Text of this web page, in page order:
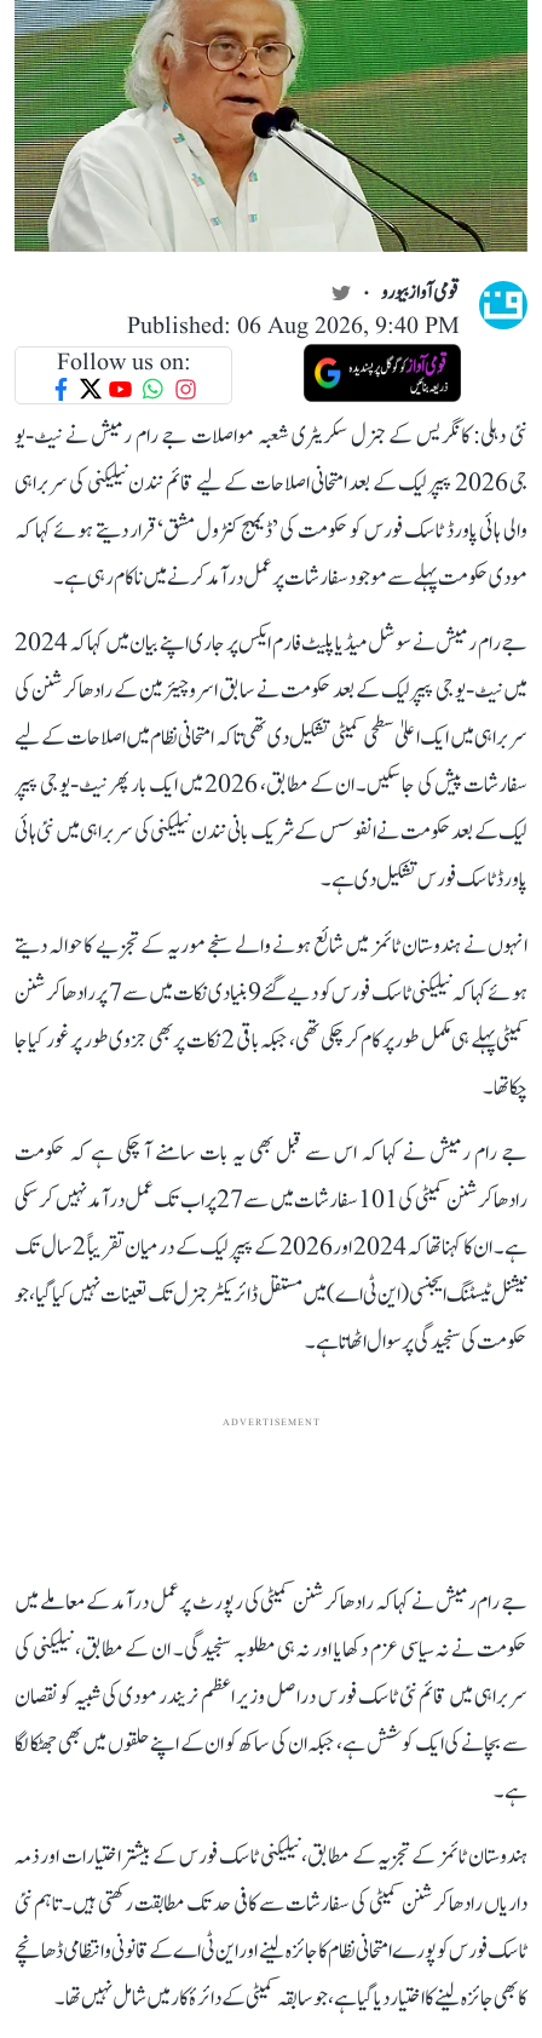
قومی آواز بیورو
Published: 06 Aug 2026, 9:40 PM
Follow us on:
نئی دہلی: کانگریس کے جنرل سکریٹری شعبہ مواصلات جے رام رمیش نے نیٹ-یو
جی 2026 پیپر لیک کے بعد امتحانی اصلاحات کے لیے قائم نندن نیلیکنی کی سربراہی
والی ہائی پاورڈ ٹاسک فورس کو حکومت کی ’ڈیمیج کنٹرول مشق‘ قرار دیتے ہوئے کہا کہ
مودی حکومت پہلے سے موجود سفارشات پر عمل درآمد کرنے میں ناکام رہی ہے۔
جے رام رمیش نے سوشل میڈیا پلیٹ فارم ایکس پر جاری اپنے بیان میں کہا کہ 2024
میں نیٹ-یو جی پیپر لیک کے بعد حکومت نے سابق اسرو چیئرمین کے رادھاکرشنن کی
سربراہی میں ایک اعلیٰ سطحی کمیٹی تشکیل دی تھی تاکہ امتحانی نظام میں اصلاحات کے لیے
سفارشات پیش کی جا سکیں۔ ان کے مطابق، 2026 میں ایک بار پھر نیٹ-یو جی پیپر
لیک کے بعد حکومت نے انفوسس کے شریک بانی نندن نیلیکنی کی سربراہی میں نئی ہائی
پاورڈ ٹاسک فورس تشکیل دی ہے۔
انہوں نے ہندوستان ٹائمز میں شائع ہونے والے سنجے موریہ کے تجزیے کا حوالہ دیتے
ہوئے کہا کہ نیلیکنی ٹاسک فورس کو دیے گئے 9 بنیادی نکات میں سے 7 پر رادھاکرشنن
کمیٹی پہلے ہی مکمل طور پر کام کر چکی تھی، جبکہ باقی 2 نکات پر بھی جزوی طور پر غور کیا جا
چکا تھا۔
جے رام رمیش نے کہا کہ اس سے قبل بھی یہ بات سامنے آ چکی ہے کہ حکومت
رادھاکرشنن کمیٹی کی 101 سفارشات میں سے 27 پر اب تک عمل درآمد نہیں کر سکی
ہے۔ ان کا کہنا تھا کہ 2024 اور 2026 کے پیپر لیک کے درمیان تقریباً 2 سال تک
نیشنل ٹیسٹنگ ایجنسی (این ٹی اے) میں مستقل ڈائریکٹر جنرل تک تعینات نہیں کیا گیا، جو
حکومت کی سنجیدگی پر سوال اٹھاتا ہے۔
ADVERTISEMENT
جے رام رمیش نے کہا کہ رادھاکرشنن کمیٹی کی رپورٹ پر عمل درآمد کے معاملے میں
حکومت نے نہ سیاسی عزم دکھایا اور نہ ہی مطلوبہ سنجیدگی۔ ان کے مطابق، نیلیکنی کی
سربراہی میں قائم نئی ٹاسک فورس دراصل وزیر اعظم نریندر مودی کی شبیہ کو نقصان
سے بچانے کی ایک کوشش ہے، جبکہ ان کی ساکھ کو ان کے اپنے حلقوں میں بھی جھٹکا لگا
ہے۔
ہندوستان ٹائمز کے تجزیہ کے مطابق، نیلیکنی ٹاسک فورس کے بیشتر اختیارات اور ذمہ
داریاں رادھاکرشنن کمیٹی کی سفارشات سے کافی حد تک مطابقت رکھتی ہیں۔ تاہم نئی
ٹاسک فورس کو پورے امتحانی نظام کا جائزہ لینے اور این ٹی اے کے قانونی و انتظامی ڈھانچے
کا بھی جائزہ لینے کا اختیار دیا گیا ہے، جو سابقہ کمیٹی کے دائرۂ کار میں شامل نہیں تھا۔